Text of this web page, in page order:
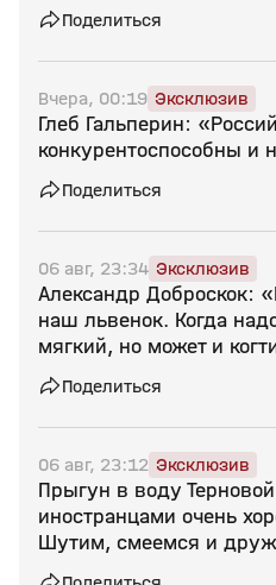
Поделиться
Вчера, 00:19 Эксклюзив
Глеб Гальперин:
конкурентоспособны и
Поделиться
06 авг, 23:34 Эксклюзив
Александр Доброскок:
наш львенок. Когда
мягкий, но может и
Поделиться
06 авг, 23:12 Эксклюзив
Прыгун в воду
иностранцами очень
Шутим, смеемся и